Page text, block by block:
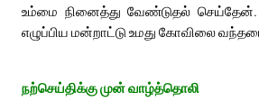
உம்மை நினைத்து வேண்டுதல்
எழுப்பிய மன்றாட்டு உமது கோவிலை
நற்செய்திக்கு முன் வாழ்த்தொலி